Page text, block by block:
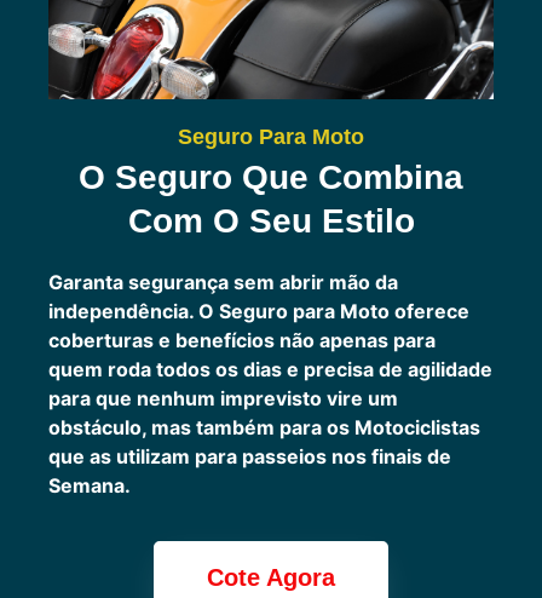
Seguro Para Moto
O Seguro Que Combina
Com O Seu Estilo
Garanta segurança sem abrir mão da
independência. O Seguro para Moto oferece
coberturas e benefícios não apenas para
quem roda todos os dias e precisa de agilidade
para que nenhum imprevisto vire um
obstáculo, mas também para os Motociclistas
que as utilizam para passeios nos finais de
Semana.
Cote Agora